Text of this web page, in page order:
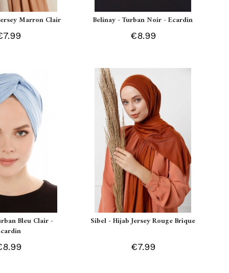
Marron Clair Belinay - Turban Noir - Ecardin
€8.99
Bleu Clair -
Sibel - Hijab Jersey Rouge Brique
€7.99